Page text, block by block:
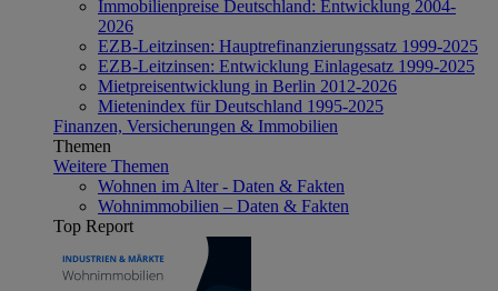
Immobilienpreise Deutschland: Entwicklung 2004-
2026
EZB-Leitzinsen: Hauptrefinanzierungssatz 1999-2025
EZB-Leitzinsen: Entwicklung Einlagesatz 1999-2025
Mietpreisentwicklung in Berlin 2012-2026
Mietenindex für Deutschland 1995-2025
Finanzen, Versicherungen & Immobilien
Themen
Weitere Themen
Wohnen im Alter - Daten & Fakten
Wohnimmobilien – Daten & Fakten
Top Report